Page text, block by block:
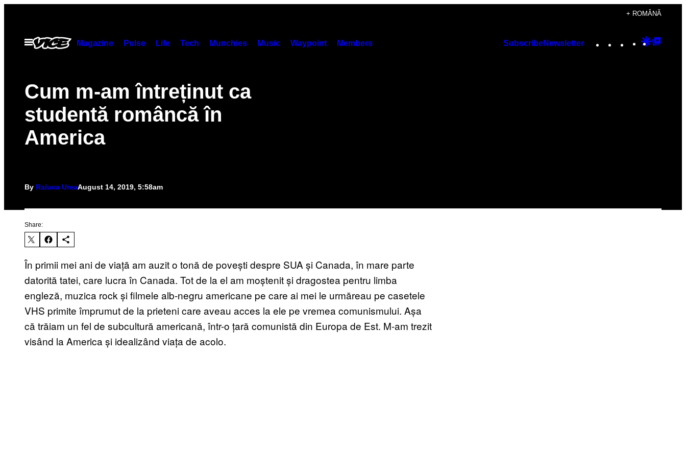
content
+ ROMÂNĂ
Open
Menu
Magazine Pulse Life Tech Munchies Music Waypoint Members SubscribeNewsletter Instagram
TikTok
YouTube
Google
Cum m-am întreținut ca
studentă româncă în
America
By Raluca UreaAugust 14, 2019, 5:58am
Share:
În primii mei ani de viață am auzit o tonă de povești despre SUA și Canada, în mare parte
datorită tatei, care lucra în Canada. Tot de la el am moștenit și dragostea pentru limba
engleză, muzica rock și filmele alb-negru americane pe care ai mei le urmăreau pe casetele
VHS primite împrumut de la prieteni care aveau acces la ele pe vremea comunismului. Așa
că trăiam un fel de subcultură americană, într-o țară comunistă din Europa de Est. M-am trezit
visând la America și idealizând viața de acolo.